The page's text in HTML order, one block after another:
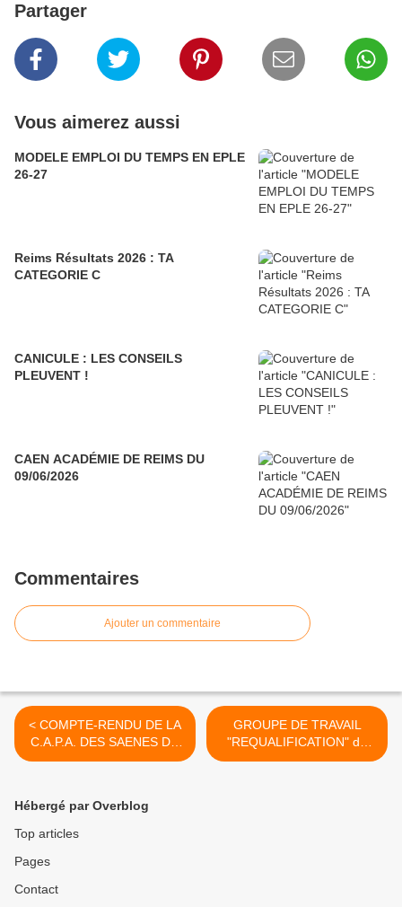
Partager
Vous aimerez aussi
MODELE EMPLOI DU TEMPS EN EPLE
26-27
Reims Résultats 2026 : TA
CATEGORIE C
CANICULE : LES CONSEILS
PLEUVENT !
CAEN ACADÉMIE DE REIMS DU
09/06/2026
Commentaires
Ajouter un commentaire
< COMPTE-RENDU DE LA
C.A.P.A. DES SAENES DU
03 Juin 2016
GROUPE DE TRAVAIL
"REQUALIFICATION" du
17/06/2016 >
Hébergé par Overblog
Top articles
Pages
Contact